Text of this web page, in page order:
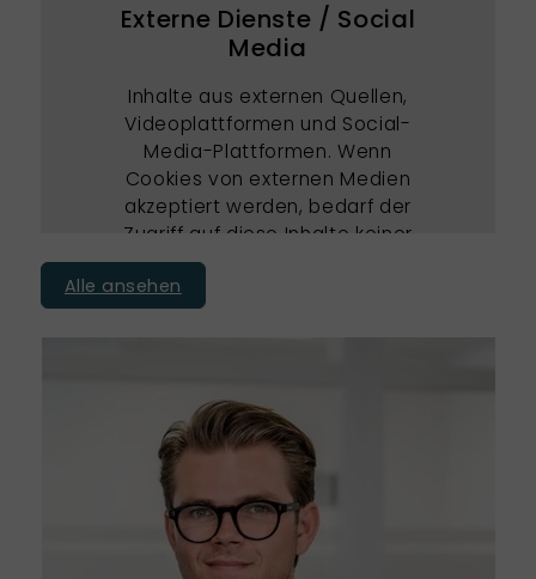
Externe Dienste / Social
Media
Inhalte aus externen Quellen,
Videoplattformen und Social-
Media-Plattformen. Wenn
Cookies von externen Medien
akzeptiert werden, bedarf der
Zugriff auf diese Inhalte keiner
manuellen Zustimmung mehr
Alle ansehen